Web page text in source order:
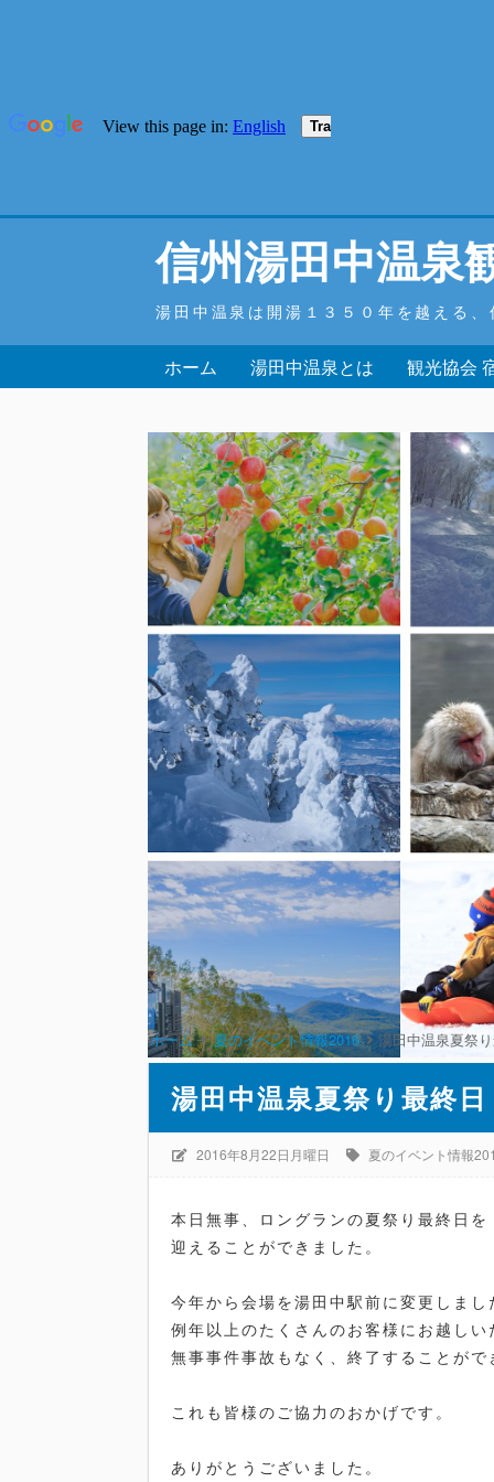
信州湯田中温泉
湯田中温泉は開湯１３５０年を越える
ホーム 湯田中温泉とは 観光協会
ホーム 夏のイベント情報2016 湯田中温泉夏祭
湯田中温泉夏祭り最終日
2016年8月22日月曜日 夏のイベント情報
本日無事、ロングランの夏祭り最終日を
迎えることができました。
今年から会場を湯田中駅前に変更しまし
例年以上のたくさんのお客様にお越し
無事事件事故もなく、終了することが
これも皆様のご協力のおかげです。
ありがとうございました。